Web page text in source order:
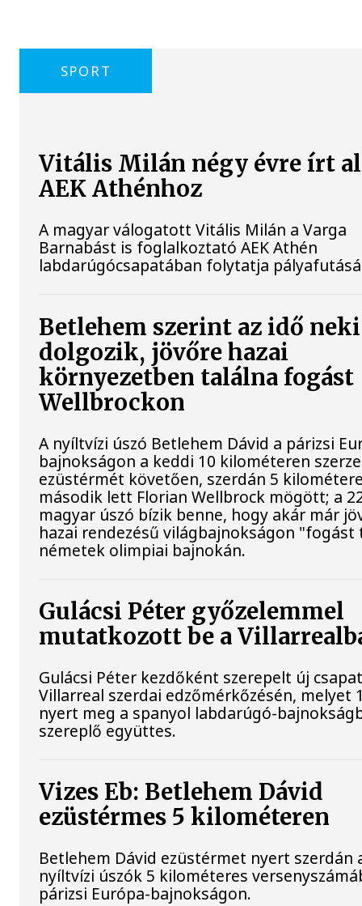
SPORT
Vitális Milán négy évre írt
AEK Athénhoz
A magyar válogatott Vitális Milán a Varga
Barnabást is foglalkoztató AEK Athén
labdarúgócsapatában folytatja
Betlehem szerint az idő neki
dolgozik, jövőre hazai
környezetben találna fogást
Wellbrockon
A nyíltvízi úszó Betlehem Dávid a párizsi
bajnokságon a keddi 10 kilométeren
ezüstérmét követően, szerdán 5
második lett Florian Wellbrock mögött; a
magyar úszó bízik benne, hogy akár már
hazai rendezésű világbajnokságon "fogást
németek olimpiai bajnokán.
Gulácsi Péter győzelemmel
mutatkozott be a
Gulácsi Péter kezdőként szerepelt új
Villarreal szerdai edzőmérkőzésén, melyet
nyert meg a spanyol labdarúgó-
szereplő együttes.
Vizes Eb: Betlehem Dávid
ezüstérmes 5 kilométeren
Betlehem Dávid ezüstérmet nyert szerdán
nyíltvízi úszók 5 kilométeres
párizsi Európa-bajnokságon.